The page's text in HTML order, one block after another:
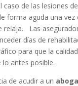
caso de las lesiones
forma aguda una vez
relaja. Las
días de
para que la
antes posible.
de acudir a un